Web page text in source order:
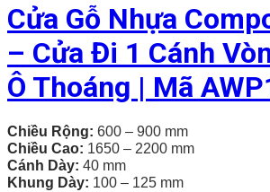
Cửa Gỗ Nhựa
– Cửa Đi 1 Cánh
Ô Thoáng | Mã
Chiều Rộng: 600 – 900 mm
Chiều Cao: 1650 – 2200 mm
Cánh Dày: 40 mm
Khung Dày: 100 – 125 mm